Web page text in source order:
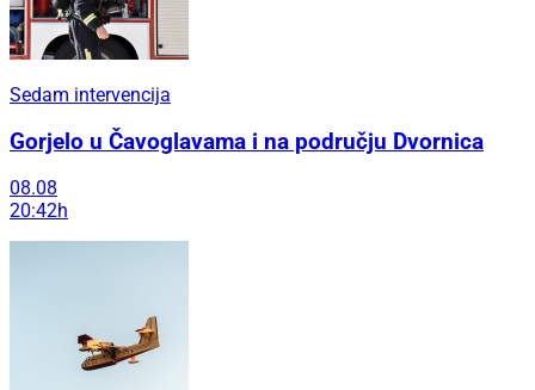
Sedam intervencija
Gorjelo u Čavoglavama i na području Dvornica
08.08
20:42h